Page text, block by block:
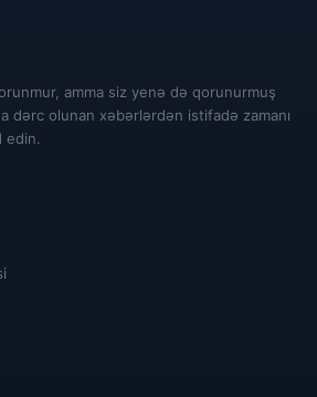
amma siz yenə də qorunurmuş
dərc olunan xəbərlərdən istifadə zamanı
edin.